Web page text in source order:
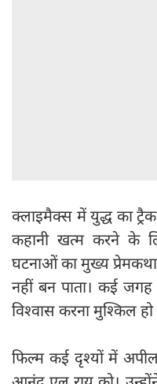
क्लाइमैक्स में युद्ध का
कहानी खत्म करने के
घटनाओं का मुख्य
नहीं बन पाता। कई
विश्वास करना मुश्किल हो
फिल्म कई दृश्यों में